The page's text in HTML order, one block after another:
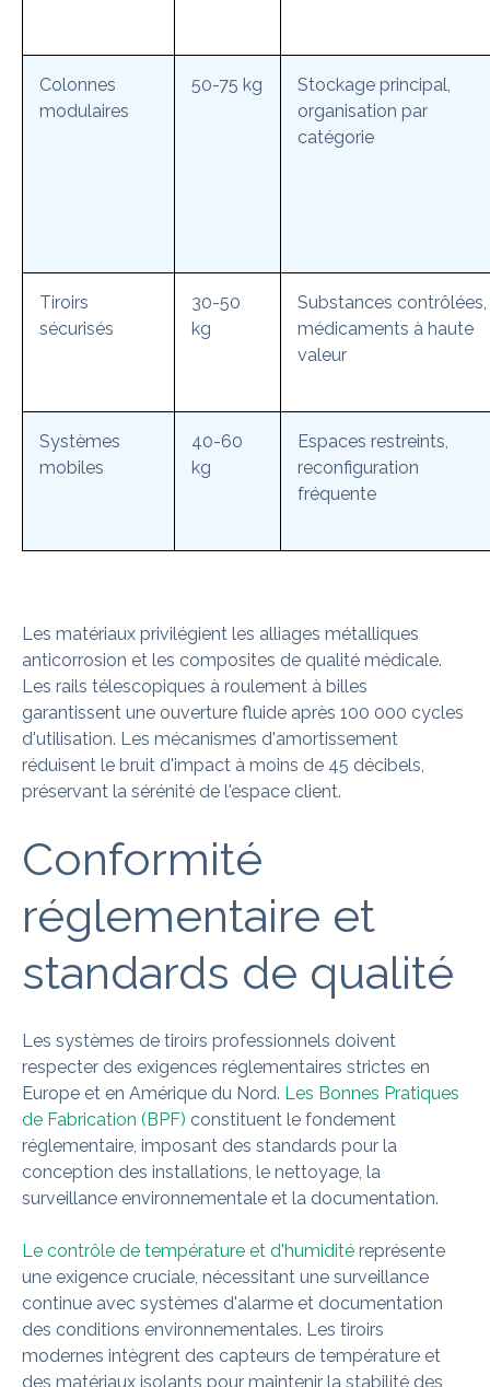
Colonnes
modulaires
50-75 kg
Stockage principal,
organisation par
catégorie
Tiroirs
sécurisés
30-50
kg
Substances contrôlées,
médicaments à haute
valeur
Systèmes
mobiles
40-60
kg
Espaces restreints,
reconfiguration
fréquente
Les matériaux privilégient les alliages métalliques
anticorrosion et les composites de qualité médicale.
Les rails télescopiques à roulement à billes
garantissent une ouverture fluide après 100 000 cycles
d'utilisation. Les mécanismes d'amortissement
réduisent le bruit d'impact à moins de 45 décibels,
préservant la sérénité de l'espace client.
Conformité
réglementaire et
standards de qualité
Les systèmes de tiroirs professionnels doivent
respecter des exigences réglementaires strictes en
Europe et en Amérique du Nord. Les Bonnes Pratiques
de Fabrication (BPF) constituent le fondement
réglementaire, imposant des standards pour la
conception des installations, le nettoyage, la
surveillance environnementale et la documentation.
Le contrôle de température et d'humidité représente
une exigence cruciale, nécessitant une surveillance
continue avec systèmes d'alarme et documentation
des conditions environnementales. Les tiroirs
modernes intègrent des capteurs de température et
des matériaux isolants pour maintenir la stabilité des